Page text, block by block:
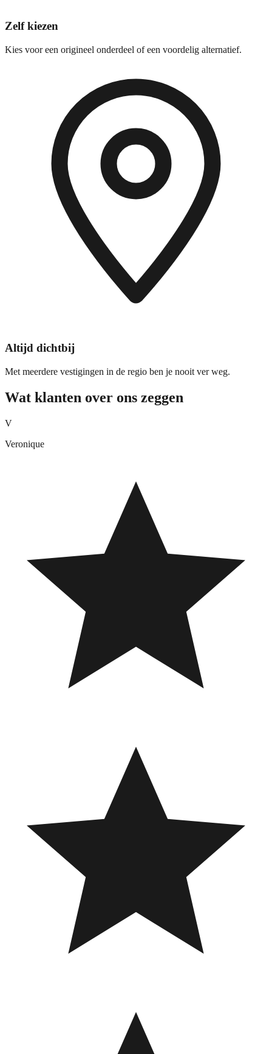
Zelf kiezen
Kies voor een origineel onderdeel of een voordelig alternatief.
Altijd dichtbij
Met meerdere vestigingen in de regio ben je nooit ver weg.
Wat klanten over ons zeggen
V
Veronique